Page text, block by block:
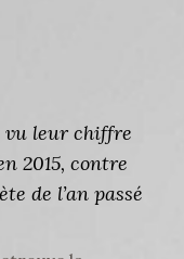
leur chiffre
2015, contre
de l’an passé